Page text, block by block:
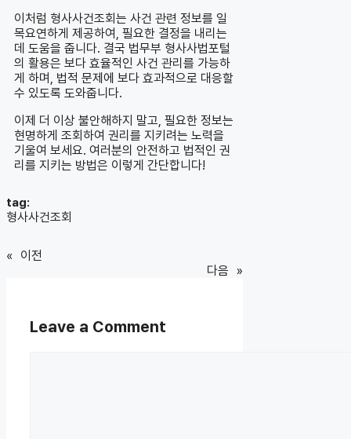
이처럼 형사사건조회는 사건 관련 정보를 일
목요연하게 제공하여, 필요한 결정을 내리는
데 도움을 줍니다. 결국 법무부 형사사법포털
의 활용은 보다 효율적인 사건 관리를 가능하
게 하며, 법적 문제에 보다 효과적으로 대응할
수 있도록 도와줍니다.
이제 더 이상 불안해하지 말고, 필요한 정보는
현명하게 조회하여 권리를 지키려는 노력을
기울여 보세요. 여러분의 안전하고 법적인 권
리를 지키는 방법은 이렇게 간단합니다!
tag:
형사사건조회
« 이전
다음 »
Leave a Comment